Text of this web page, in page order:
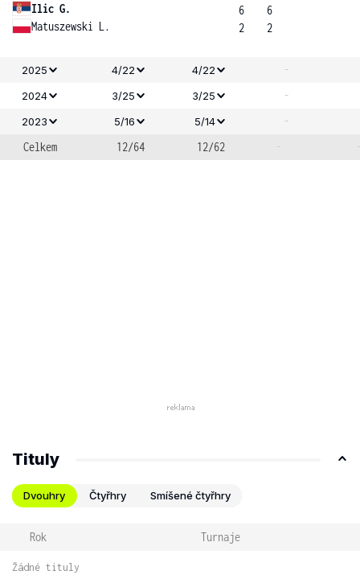
Ilic G.
Matuszewski L.
6
2
6
2
2025 4/22 4/22 -
2024 3/25 3/25 -
2023 5/16 5/14
-
Celkem
12/64 12/62 -
Tituly
Dvouhry Čtyřhry Smíšené čtyřhry
Rok Turnaje
Žádné tituly